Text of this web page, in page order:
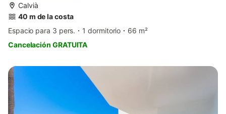
Calvià
40 m de la costa
Espacio para 3 pers.
1 dormitorio
66 m²
Cancelación GRATUITA